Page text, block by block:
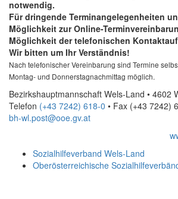
notwendig.
Für dringende Terminangelegenheiten
Möglichkeit zurOnline-
Möglichkeit der telefonischen
Wir bitten um Ihr Verständnis!
Nach telefonischer Vereinbarung sind Termine
Montag- und Donnerstagnachmittag möglich.
Bezirkshauptmannschaft Wels-Land • 4602
Telefon (+43 7242) 618-0 • Fax (+43 7242)
bh-wl.post@ooe.gv.at
Sozialhilfeverband Wels-Land
Oberösterreichische